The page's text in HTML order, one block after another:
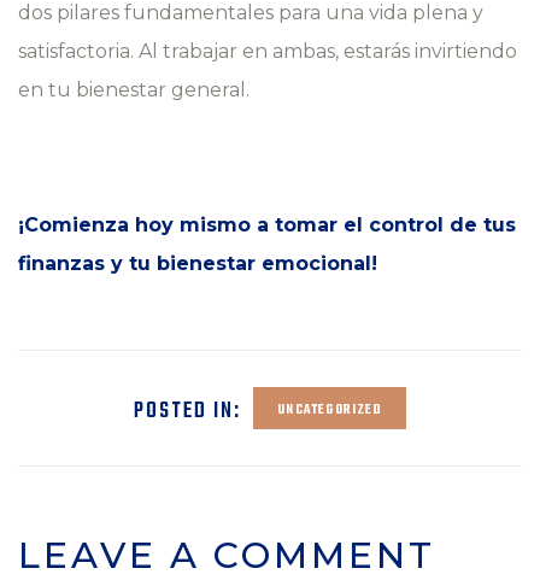
dos pilares fundamentales para una vida plena y
satisfactoria. Al trabajar en ambas, estarás invirtiendo
en tu bienestar general.
¡Comienza hoy mismo a tomar el control de tus
finanzas y tu bienestar emocional!
POSTED IN: UNCATEGORIZED
LEAVE A COMMENT